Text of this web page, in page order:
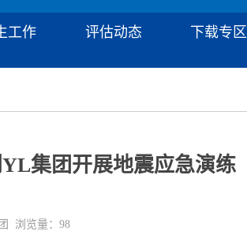
工作 评估动态 下载专区
集团开展地震应急演练
浏览量： 98